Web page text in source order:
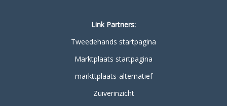
Link Partners:
Tweedehands startpagina
Marktplaats startpagina
markttplaats-alternatief
Zuiverinzicht